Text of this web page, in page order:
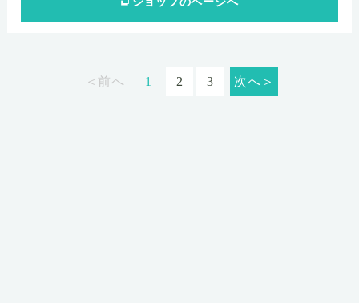
＜前へ 1 2 3 次へ＞